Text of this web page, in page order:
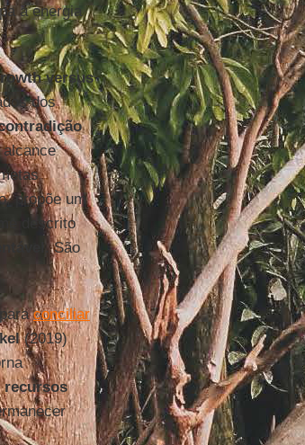
a energia
versus
dos
propõe um
descrito
. São
conciliar
(2019)
recursos